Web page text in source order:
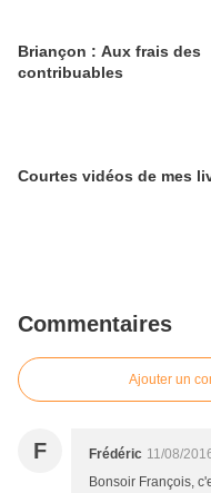
Briançon : Aux frais des
contribuables
Courtes vidéos de mes
Commentaires
Ajouter un
F Frédéric 11/08/
Bonsoir François,